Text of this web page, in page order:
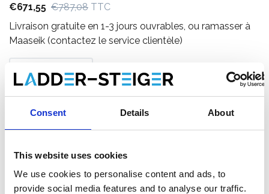
Consent Details About
This website uses cookies
We use cookies to personalise content and ads, to
provide social media features and to analyse our traffic.
€671,55 €787,08 TTC
Livraison gratuite en 1-3 jours ouvrables, ou ramasser à
Maaseik (contactez le service clientèle)
Ajouter au panier
Enregistrer comme favori